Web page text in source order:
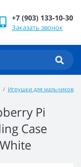
+7 (903) 133-10-30
Заказать звонок
Игрушки для мальчиков
Pi
Case